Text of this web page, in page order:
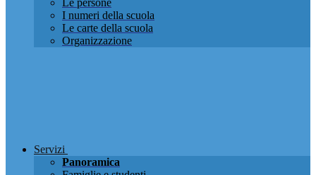
Le persone
I numeri della scuola
Le carte della scuola
Organizzazione
Servizi
Panoramica